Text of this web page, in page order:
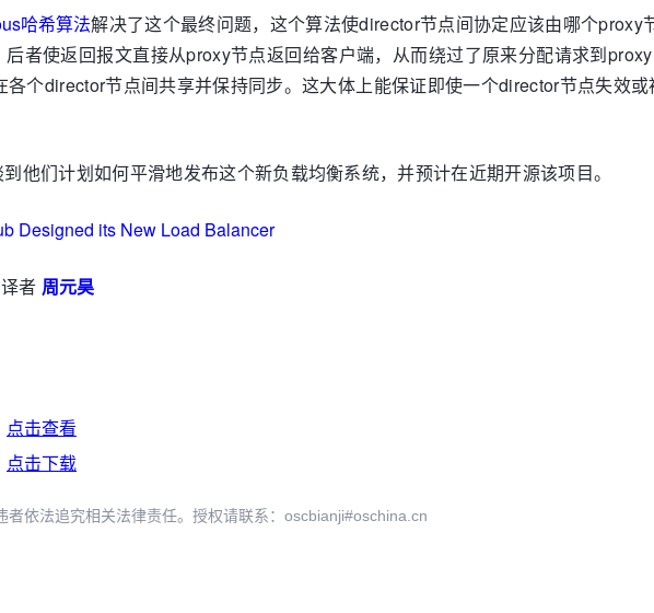
哈希算法解决了这个最终问题，这个算法使director节点间协定应该由哪个
后者使返回报文直接从proxy节点返回给客户端，从而绕过了原来分配请求到
个director节点间共享并保持同步。这大体上能保证即使一个director节点失效
他们计划如何平滑地发布这个新负载均衡系统，并预计在近期开源该项目。
Designed its New Load Balancer
者 周元昊
点击查看
点击下载
者依法追究相关法律责任。授权请联系：oscbianji#oschina.cn